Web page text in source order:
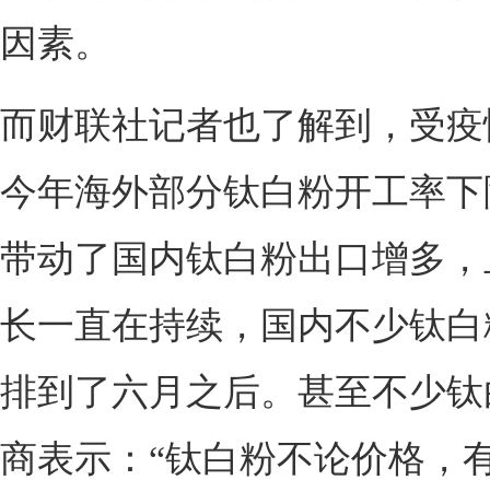
因素。
而财联社记者也了解到，受
今年海外部分钛白粉开工率
带动了国内钛白粉出口增多
长一直在持续，国内不少钛
排到了六月之后。甚至不少
商表示：“钛白粉不论价格，